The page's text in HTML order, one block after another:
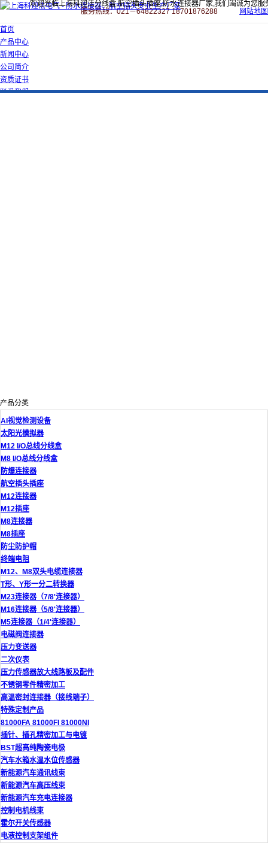
欢迎光临上海科迎法分线盒,航空插头插座,防水连接器厂家,我们竭诚为您服
服务热线：021－64822327 18701876288
网站地图
首页
产品中心
新闻中心
公司简介
资质证书
联系我们
产品分类
AI视觉检测设备
太阳光模拟器
M12 I/O总线分线盒
M8 I/O总线分线盒
防爆连接器
航空插头插座
M12连接器
M12插座
M8连接器
M8插座
防尘防护帽
终端电阻
M12、M8双头电缆连接器
T形、Y形一分二转换器
M23连接器（7/8'连接器）
M16连接器（5/8'连接器）
M5连接器（1/4'连接器）
电磁阀连接器
压力变送器
二次仪表
压力传感器放大线路板及配件
不锈钢零件精密加工
高温密封连接器（接线端子）
特殊定制产品
81000FA 81000FI 81000NI
插针、插孔精密加工与电镀
BST超高纯陶瓷电极
汽车水箱水温水位传感器
新能源汽车通讯线束
新能源汽车高压线束
新能源汽车充电连接器
控制电机线束
霍尔开关传感器
电液控制支架组件